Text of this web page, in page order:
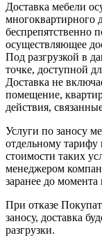
Доставка мебели
многоквартирного
беспрепятственно
осуществляющее
Под разгрузкой в
точке, доступной
Доставка не
помещение,
действия,
Услуги по заносу
отдельному тарифу
стоимости таких
менеджером
заранее до момента
При отказе
заносу, доставка
разгрузки.